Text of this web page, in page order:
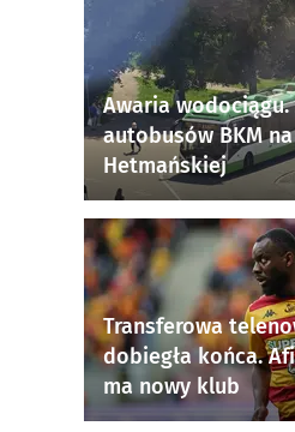
Awaria
autobusów BKM
Hetmańskiej
Transferowa
dobiegła końca.
ma nowy klub